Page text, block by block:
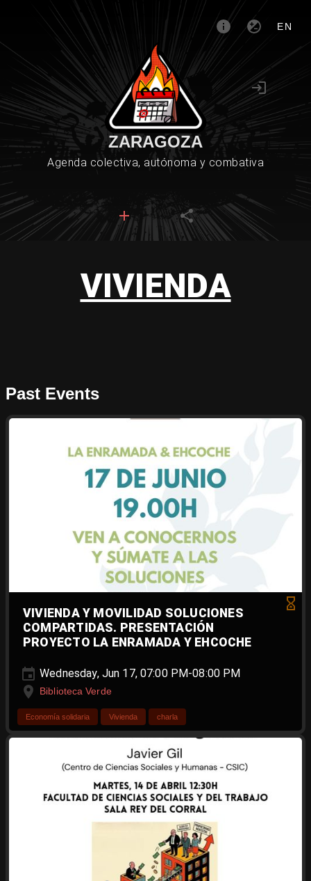
EN
ZARAGOZA
Agenda colectiva, autónoma y combativa
VIVIENDA
Past Events
VIVIENDA Y MOVILIDAD SOLUCIONES
COMPARTIDAS. PRESENTACIÓN
PROYECTO LA ENRAMADA Y EHCOCHE
Wednesday, Jun 17, 07:00 PM-08:00 PM
Biblioteca Verde
Economía solidaria Vivienda charla